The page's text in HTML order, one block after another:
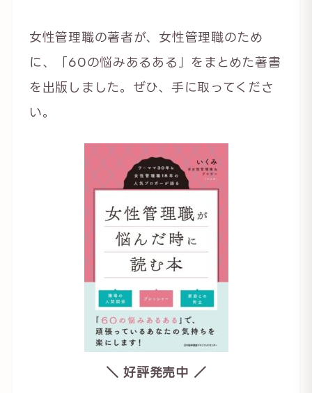
女性管理職の著者が、女性管理職のため
に、「60の悩みあるある」をまとめた著書
を出版しました。ぜひ、手に取ってくださ
い。
＼ 好評発売中 ／